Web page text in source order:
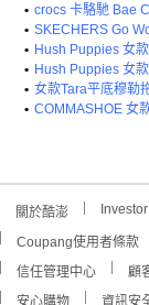
• crocs 卡駱馳 Bae
•
• Hush Puppies 女
• Hush Puppies 女
• 女款Tara平底穆勒
• COMMASHOE 女
關於酷澎
Coupang使用者條款
信任管理中心
顧
安心購物
資訊安